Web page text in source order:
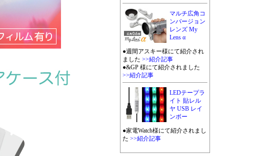
マルチ広角コ
ンバージョン
レンズ My
Lens α
●週間アスキー様にて紹介され
ました >>紹介記事
●&GP 様にて紹介されました
>>紹介記事
LEDテープラ
イト 貼レル
ヤ USB レイ
ンボー
●家電Watch様にて紹介されまし
た >>紹介記事